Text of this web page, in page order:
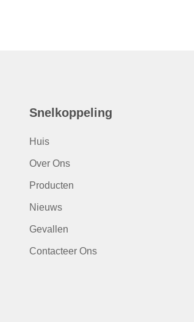
Snelkoppeling
Huis
Over Ons
Producten
Nieuws
Gevallen
Contacteer Ons